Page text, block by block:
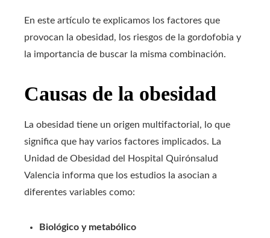
En este artículo te explicamos los factores que
provocan la obesidad, los riesgos de la gordofobia y
la importancia de buscar la misma combinación.
Causas de la obesidad
La obesidad tiene un origen multifactorial, lo que
significa que hay varios factores implicados. La
Unidad de Obesidad del Hospital Quirónsalud
Valencia informa que los estudios la asocian a
diferentes variables como:
Biológico y metabólico